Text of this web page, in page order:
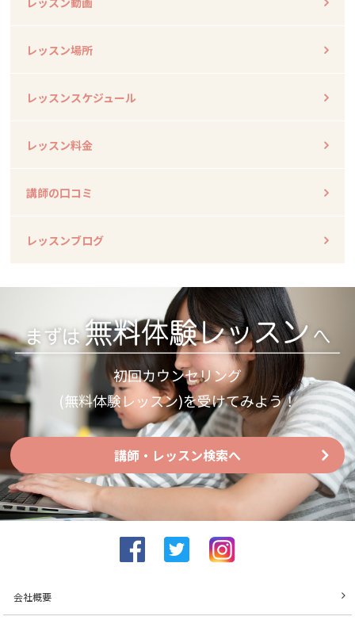
レッスン場所
レッスンスケジュール
レッスン料金
講師の口コミ
レッスンブログ
初回カウンセリング
(無料体験レッスン)を受けてみよう！
講師・レッスン検索へ
会社概要